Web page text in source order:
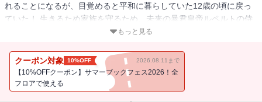
れることになるが、目覚めると平和に暮らしていた12歳の頃に戻っ
ていた！ 生きるため家族を守るため、未来の暴君皇帝ルペルトの侍
女になることを決意し家を出る。 でもこの時のルペルトは女装をし
もっと見る
クーポン対象 10%OFF 2026.08.11まで
【10%OFFクーポン】サマーブックフェス2026！全
フロアで使える